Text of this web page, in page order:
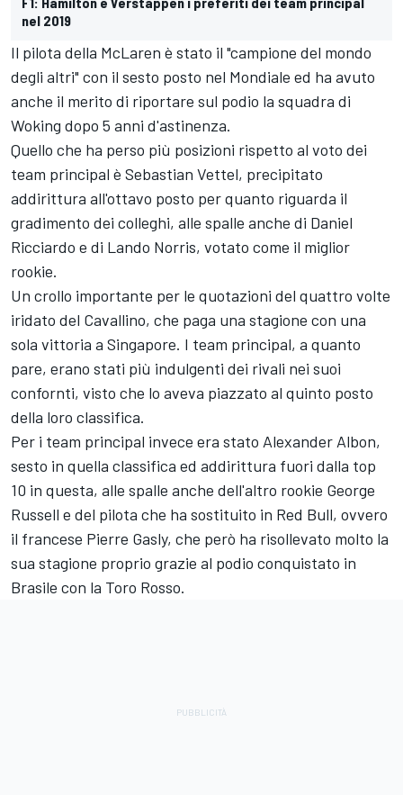
nel 2019
Il pilota della McLaren è stato il "campione del mondo
degli altri" con il sesto posto nel Mondiale ed ha avuto
anche il merito di riportare sul podio la squadra di
Woking dopo 5 anni d'astinenza.
Quello che ha perso più posizioni rispetto al voto dei
team principal è Sebastian Vettel, precipitato
addirittura all'ottavo posto per quanto riguarda il
gradimento dei colleghi, alle spalle anche di Daniel
Ricciardo e di Lando Norris, votato come il miglior
rookie.
Un crollo importante per le quotazioni del quattro volte
iridato del Cavallino, che paga una stagione con una
sola vittoria a Singapore. I team principal, a quanto
pare, erano stati più indulgenti dei rivali nei suoi
confornti, visto che lo aveva piazzato al quinto posto
della loro classifica.
Per i team principal invece era stato Alexander Albon,
sesto in quella classifica ed addirittura fuori dalla top
10 in questa, alle spalle anche dell'altro rookie George
Russell e del pilota che ha sostituito in Red Bull, ovvero
il francese Pierre Gasly, che però ha risollevato molto la
sua stagione proprio grazie al podio conquistato in
Brasile con la Toro Rosso.